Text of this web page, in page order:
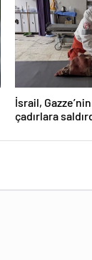
İsrail,
çadırlara